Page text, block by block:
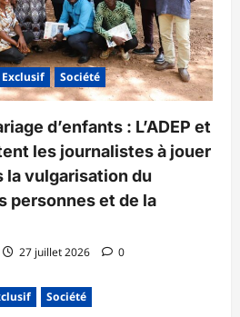
Exclusif Société
d’enfants : L’ADEP et
les journalistes à jouer
la vulgarisation du
personnes et de la
27 juillet 2026 0
Société